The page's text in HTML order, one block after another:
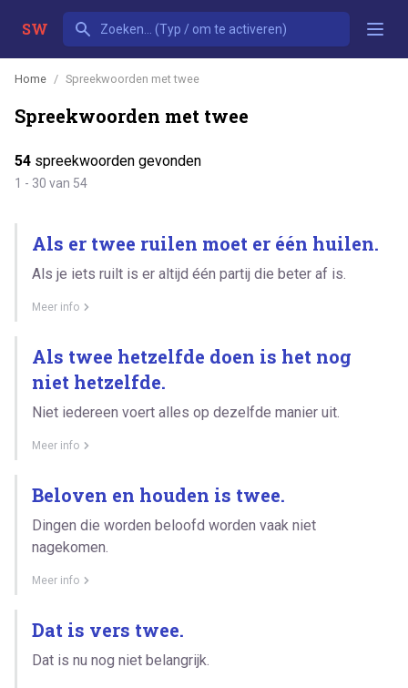
SW
Home Spreekwoorden met twee
Spreekwoorden met twee
54 spreekwoorden gevonden
1 - 30 van 54
Als er twee ruilen moet er één huilen.
Als je iets ruilt is er altijd één partij die beter af is.
Meer info
Als twee hetzelfde doen is het nog
niet hetzelfde.
Niet iedereen voert alles op dezelfde manier uit.
Meer info
Beloven en houden is twee.
Dingen die worden beloofd worden vaak niet
nagekomen.
Meer info
Dat is vers twee.
Dat is nu nog niet belangrijk.